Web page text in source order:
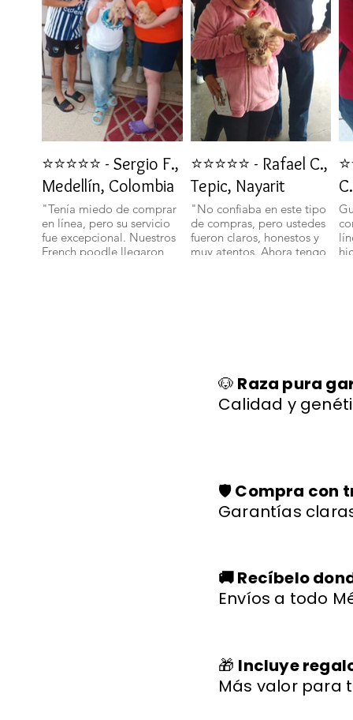
⭐⭐⭐⭐⭐ - Sergio F.,
Medellín, Colombia
"Tenía miedo de comprar
en línea, pero su servicio
fue excepcional. Nuestros
French poodle llegaron
⭐⭐⭐⭐⭐ - Rafael C.,
Tepic, Nayarit
"No confiaba en este tipo
de compras, pero ustedes
fueron claros, honestos y
muy atentos. Ahora tengo
🐶 Raza pura
Calidad y
🛡️Compra con
Garantías
🚚 Recíbelo
Envíos a todo
🎁 Incluye
Más valor para